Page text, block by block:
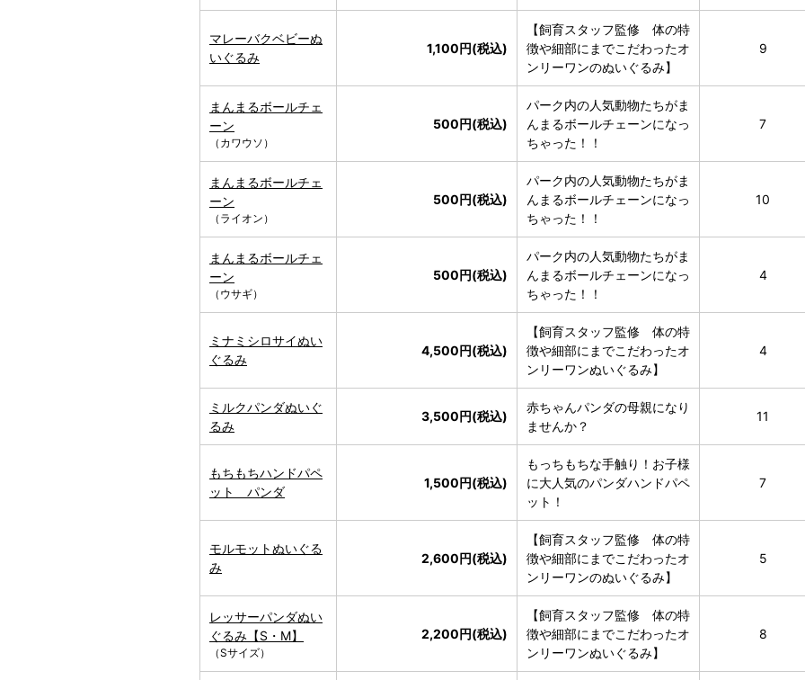
マレーバクベビーぬ
いぐるみ
1,100円(税込)
【飼育スタッフ監修 体の特
徴や細部にまでこだわったオ
ンリーワンのぬいぐるみ】
9
まんまるボールチェ
ーン
（カワウソ）
500円(税込)
パーク内の人気動物たちがま
んまるボールチェーンになっ
ちゃった！！
7
まんまるボールチェ
ーン
（ライオン）
500円(税込)
パーク内の人気動物たちがま
んまるボールチェーンになっ
ちゃった！！
10
まんまるボールチェ
ーン
（ウサギ）
500円(税込)
パーク内の人気動物たちがま
んまるボールチェーンになっ
ちゃった！！
4
ミナミシロサイぬい
ぐるみ
4,500円(税込)
【飼育スタッフ監修 体の特
徴や細部にまでこだわったオ
ンリーワンぬいぐるみ】
4
ミルクパンダぬいぐ
るみ
3,500円(税込)
赤ちゃんパンダの母親になり
ませんか？
11
もちもちハンドパペ
ット パンダ
1,500円(税込)
もっちもちな手触り！お子様
に大人気のパンダハンドパペ
ット！
7
モルモットぬいぐる
み
2,600円(税込)
【飼育スタッフ監修 体の特
徴や細部にまでこだわったオ
ンリーワンのぬいぐるみ】
5
レッサーパンダぬい
ぐるみ【S・M】
（Sサイズ）
2,200円(税込)
【飼育スタッフ監修 体の特
徴や細部にまでこだわったオ
ンリーワンぬいぐるみ】
8